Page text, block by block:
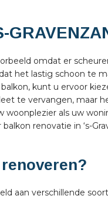
omdat er
het lastig schoon te
kunt u ervoor
te vervangen, maar
als uw
renovatie in ‘s-
aan verschillende